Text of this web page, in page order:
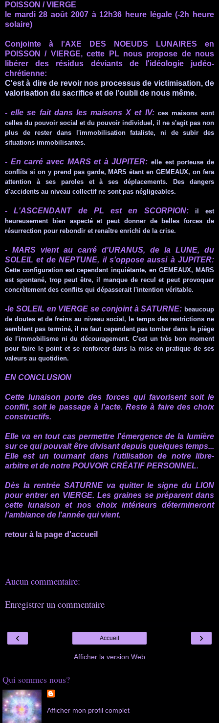
POISSON / VIERGE
le mardi 28 août 2007 à 12h36 heure légale (-2h heure
solaire)
Conjointe à l'AXE DES NOEUDS LUNAIRES en
POISSON / VIERGE, cette
PLnous propose de nous
libérer des résidus déviants de l'idéologie judéo-
chrétienne:
C'est à dire de revoir nos processus de victimisation, de
valorisation du sacrifice et de l'oubli de nous même.
- elle se fait dans les maisons X et IV: ces maisons sont
celles du pouvoir social et du pouvoir individuel, il ne s'agitpas non
plus de rester dans l'immobilisation fataliste, ni de subir des
situations immobilisantes.
- En carré avec MARS et à JUPITER:elle est porteuse de
conflits si on y prend pas garde, MARS étant enGEMEAUX, on fera
attention à ses paroles et à ses déplacements. Des dangers
d'accidents au niveau collectif ne sont pas négligeables.
- L'ASCENDANT de PL est en SCORPION:
il est
heureusement bien aspecté et peut donner de belles forces de
résurrection pour rebondir et renaître enrichi de la crise.
- MARS vient au carré d'URANUS, de la LUNE, du
SOLEIL et deNEPTUNE, il s'oppose aussi à JUPITER:
Cette configuration est cependant inquiétante, en GEMEAUX, MARS
est spontané, trop peut être, il manque de recul et peut provoquer
concrètementdes conflits qui dépasserait l'intention véritable.
-le SOLEIL en VIERGE se conjoint à SATURNE: beaucoup
de doutes et de freins au niveau social, le temps des restrictions ne
semblent pas terminé, il ne faut cependant pas tomber dans le piège
de l'immobilisme ni du découragement. C'est un très bon moment
pour faire le point et se renforcer dans la mise en pratique de ses
valeurs au quotidien.
EN CONCLUSION
Cette lunaison porte des forces qui favorisent soit le
conflit, soit le passage à l'acte. Reste à faire des choix
constructifs.
Elle va en tout cas permettre l'émergence de la lumière
sur ce qui pouvait être divisant depuis quelques temps...
Elle est un tournant dans l'utilisation de notre libre-
arbitre et de notre POUVOIR CRÉATIF PERSONNEL.
Dès la rentrée SATURNE va quitter le signe du LION
pour entrer en VIERGE. Les graines se préparent dans
cette lunaison et nos choix intérieurs détermineront
l'ambiance de l'année qui vient.
retour à la page d'accueil
Aucun commentaire:
Enregistrer un commentaire
‹ ›
Accueil
Afficher la version Web
Qui sommes nous?
Afficher mon profil complet